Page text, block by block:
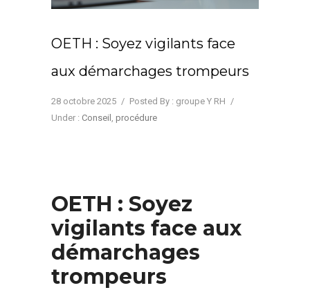
OETH : Soyez vigilants face
aux démarchages trompeurs
28 octobre 2025 / Posted By : groupe Y RH /
Under : Conseil procédure
OETH : Soyez
vigilants face aux
démarchages
trompeurs